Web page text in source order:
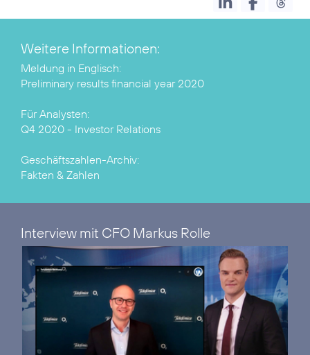
Weitere Informationen:
Preliminary results financial year 2020
Q4 2020 - Investor Relations
Fakten & Zahlen
Interview mit CFO Markus Rolle